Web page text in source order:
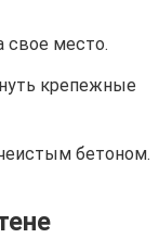
свое место.
крепежные
бетоном.